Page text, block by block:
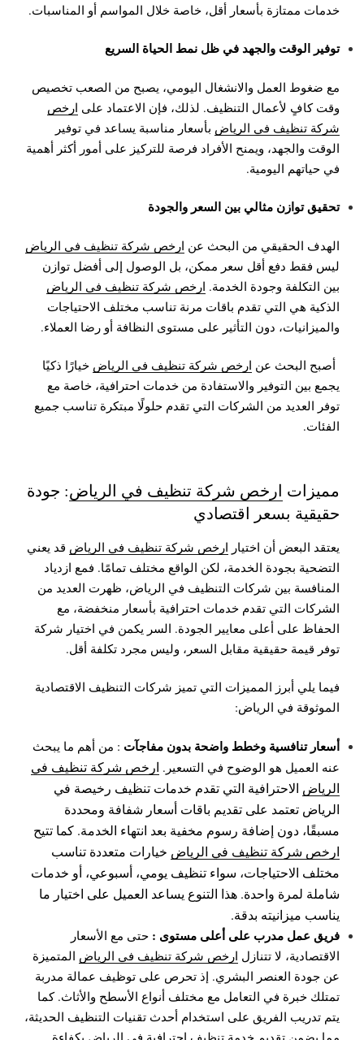
خدمات ممتازة بأسعار أقل، خاصة خلال المواسم أو المناسبات.
توفير الوقت والجهد في ظل نمط الحياة السريع
مع ضغوط العمل والانشغال اليومي، يصبح من الصعب تخصيص
وقت كافٍ لأعمال التنظيف. لذلك، فإن الاعتماد على ارخص
شركة تنظيف في الرياض بأسعار مناسبة يساعد في توفير
الوقت والجهد، ويمنح الأفراد فرصة للتركيز على أمور أكثر أهمية
في حياتهم اليومية.
تحقيق توازن مثالي بين السعر والجودة
الهدف الحقيقي من البحث عن ارخص شركة تنظيف في الرياض
ليس فقط دفع أقل سعر ممكن، بل الوصول إلى أفضل توازن
بين التكلفة وجودة الخدمة. ارخص شركة تنظيف في الرياض
الذكية هي التي تقدم باقات مرنة تناسب مختلف الاحتياجات
والميزانيات، دون التأثير على مستوى النظافة أو رضا العملاء.
أصبح البحث عن ارخص شركة تنظيف في الرياض خيارًا ذكيًا
يجمع بين التوفير والاستفادة من خدمات احترافية، خاصة مع
توفر العديد من الشركات التي تقدم حلولًا مبتكرة تناسب جميع
الفئات.
مميزات ارخص شركة تنظيف في الرياض: جودة
حقيقية بسعر اقتصادي
يعتقد البعض أن اختيار ارخص شركة تنظيف في الرياض قد يعني
التضحية بجودة الخدمة، لكن الواقع مختلف تمامًا. فمع ازدياد
المنافسة بين شركات التنظيف في الرياض، ظهرت العديد من
الشركات التي تقدم خدمات احترافية بأسعار منخفضة، مع
الحفاظ على أعلى معايير الجودة. السر يكمن في اختيار شركة
توفر قيمة حقيقية مقابل السعر، وليس مجرد تكلفة أقل.
فيما يلي أبرز المميزات التي تميز شركات التنظيف الاقتصادية
الموثوقة في الرياض:
أسعار تنافسية وخطط واضحة بدون مفاجآت : من أهم ما يبحث
عنه العميل هو الوضوح في التسعير. ارخص شركة تنظيف في
الرياض الاحترافية التي تقدم خدمات تنظيف رخيصة في
الرياض تعتمد على تقديم باقات أسعار شفافة ومحددة
مسبقًا، دون إضافة رسوم مخفية بعد انتهاء الخدمة. كما تتيح
ارخص شركة تنظيف في الرياض خيارات متعددة تناسب
مختلف الاحتياجات، سواء تنظيف يومي، أسبوعي، أو خدمات
شاملة لمرة واحدة. هذا التنوع يساعد العميل على اختيار ما
يناسب ميزانيته بدقة.
فريق عمل مدرب على أعلى مستوى : حتى مع الأسعار
الاقتصادية، لا تتنازل ارخص شركة تنظيف في الرياض المتميزة
عن جودة العنصر البشري. إذ تحرص على توظيف عمالة مدربة
تمتلك خبرة في التعامل مع مختلف أنواع الأسطح والأثاث. كما
يتم تدريب الفريق على استخدام أحدث تقنيات التنظيف الحديثة،
مما يضمن تقديم خدمة تنظيف احترافية في الرياض بكفاءة